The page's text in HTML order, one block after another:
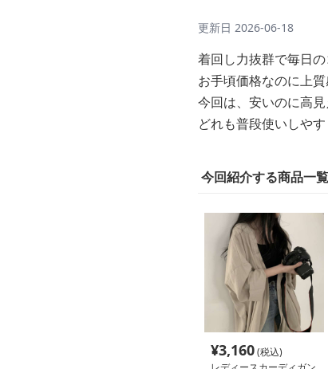
更新日 2026-06-18
着回し力抜群で毎日
お手頃価格なのに上
今回は、安いのに高
どれも普段使いしや
今回紹介する商品一覧
¥3,160(税込)